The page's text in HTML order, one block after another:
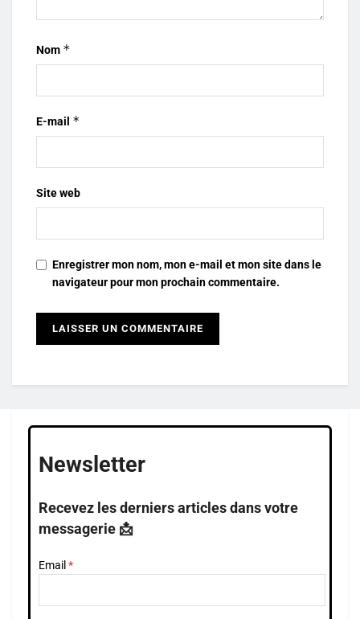
Nom *
E-mail *
Site web
Enregistrer mon nom, mon e-mail et mon site dans le
navigateur pour mon prochain commentaire.
Newsletter
Recevez les derniers articles dans votre
messagerie 📩
Email